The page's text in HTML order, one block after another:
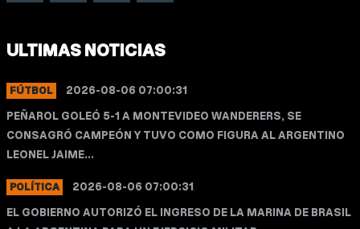
ULTIMAS NOTICIAS
FÚTBOL
2026-08-06 07:00:31
PEÑAROL GOLEÓ 5-1 A MONTEVIDEO WANDERERS, SE
CONSAGRÓ CAMPEÓN Y TUVO COMO FIGURA AL ARGENTINO
LEONEL JAIME...
POLÍTICA
2026-08-06 07:00:31
EL GOBIERNO AUTORIZÓ EL INGRESO DE LA MARINA DE BRASIL